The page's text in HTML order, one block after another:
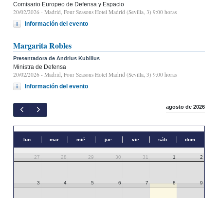
Comisario Europeo de Defensa y Espacio
20/02/2026 - Madrid, Four Seasons Hotel Madrid (Sevilla, 3) 9:00 horas
Información del evento
Margarita Robles
Presentadora de Andrius Kubilius
Ministra de Defensa
20/02/2026 - Madrid, Four Seasons Hotel Madrid (Sevilla, 3) 9:00 horas
Información del evento
agosto de 2026
lun. mar. mié. jue. vie. sáb. dom.
27 28 29 30 31 1 2
3 4 5 6 7 8 9